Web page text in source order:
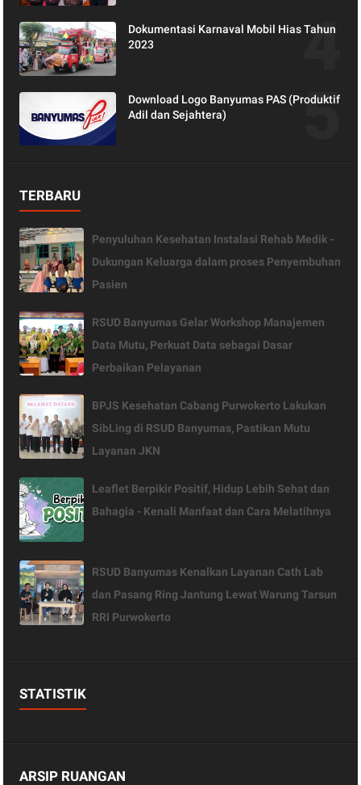
Dokumentasi Karnaval Mobil Hias Tahun
2023
Download Logo Banyumas PAS (Produktif
Adil dan Sejahtera)
TERBARU
Penyuluhan Kesehatan Instalasi Rehab Medik -
Dukungan Keluarga dalam proses Penyembuhan
Pasien
RSUD Banyumas Gelar Workshop Manajemen
Data Mutu, Perkuat Data sebagai Dasar
Perbaikan Pelayanan
BPJS Kesehatan Cabang Purwokerto Lakukan
SibLing di RSUD Banyumas, Pastikan Mutu
Layanan JKN
Leaflet Berpikir Positif, Hidup Lebih Sehat dan
Bahagia - Kenali Manfaat dan Cara Melatihnya
RSUD Banyumas Kenalkan Layanan Cath Lab
dan Pasang Ring Jantung Lewat Warung Tarsun
RRI Purwokerto
STATISTIK
ARSIP RUANGAN